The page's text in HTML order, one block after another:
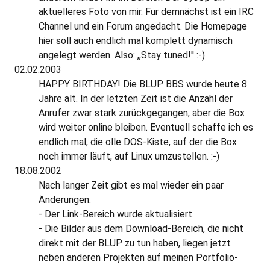
aktuelleres Foto von mir. Für demnächst ist ein IRC
Channel und ein Forum angedacht. Die Homepage
hier soll auch endlich mal komplett dynamisch
angelegt werden. Also: ,,Stay tuned!'' :-)
02.02.2003
HAPPY BIRTHDAY! Die BLUP BBS wurde heute 8
Jahre alt. In der letzten Zeit ist die Anzahl der
Anrufer zwar stark zurückgegangen, aber die Box
wird weiter online bleiben. Eventuell schaffe ich es
endlich mal, die olle DOS-Kiste, auf der die Box
noch immer läuft, auf Linux umzustellen. :-)
18.08.2002
Nach langer Zeit gibt es mal wieder ein paar
Änderungen:
- Der Link-Bereich wurde aktualisiert.
- Die Bilder aus dem Download-Bereich, die nicht
direkt mit der BLUP zu tun haben, liegen jetzt
neben anderen Projekten auf meinen Portfolio-